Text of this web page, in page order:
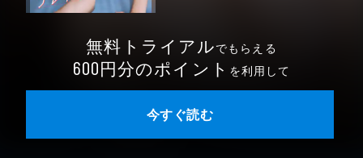
無料トライアルでもらえる
600円分のポイント を利用して
今すぐ読む